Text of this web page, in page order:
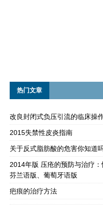
热门文章
改良封闭式负压引流的临床操
2015失禁性皮炎指南
关于反式脂肪酸的危害你知道
2014年版 压疮的预防与治疗：
芬兰语版、葡萄牙语版
疤痕的治疗方法